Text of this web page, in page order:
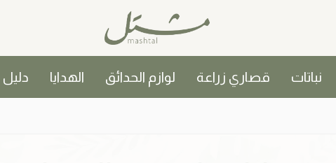
نباتات قصاري زراعة لوازم الحدائق الهدايا دليل